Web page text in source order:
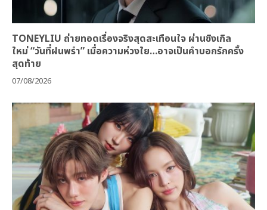
TONEYLIU ถ่ายทอดเรื่องจริงสุดสะเทือนใจ ผ่านซิงเกิล
ใหม่ “วันที่ฝนพรำ” เมื่อความห่วงใย…อาจเป็นคำบอกรักครั้ง
สุดท้าย
07/08/2026